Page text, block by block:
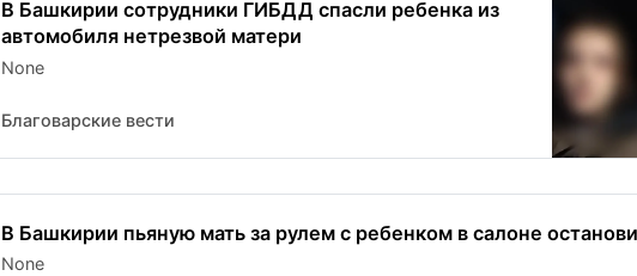
В Башкирии сотрудники ГИБДД спасли ребенка из
автомобиля нетрезвой матери
None
Благоварские вести
В Башкирии пьяную мать за рулем с ребенком в салоне
None